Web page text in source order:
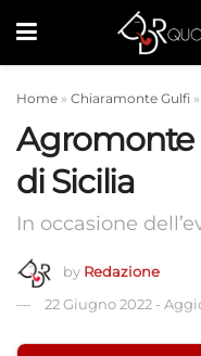
Home » Chiaramonte Gulfi »
Agromonte
di Sicilia
In occasione
by Redazione
22 Giugno 2022 -